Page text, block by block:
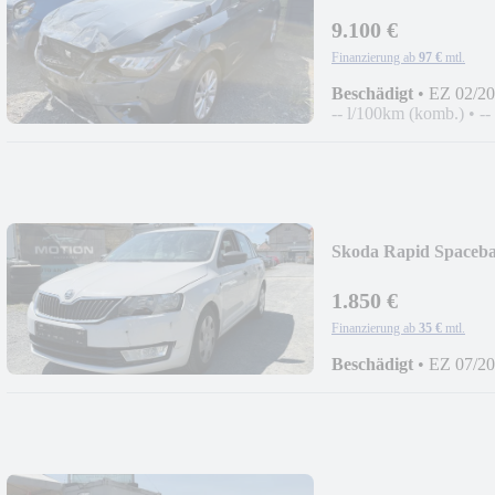
9.100 €
Finanzierung ab 97 € mtl.
Beschädigt • EZ 02/
-- l/100km (komb.) • --
Skoda Rapid
1.850 €
Finanzierung ab 35 € mtl.
Beschädigt • EZ 07/